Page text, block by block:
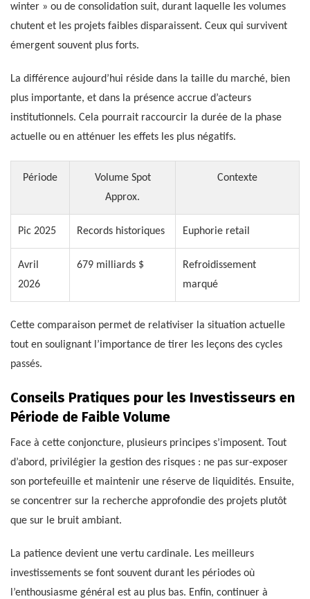
winter » ou de consolidation suit, durant laquelle les volumes
chutent et les projets faibles disparaissent. Ceux qui survivent
émergent souvent plus forts.
La différence aujourd’hui réside dans la taille du marché, bien
plus importante, et dans la présence accrue d’acteurs
institutionnels. Cela pourrait raccourcir la durée de la phase
actuelle ou en atténuer les effets les plus négatifs.
Période
Volume Spot
Approx.
Contexte
Pic 2025 Records historiques Euphorie retail
Avril
2026
679 milliards $
Refroidissement
marqué
Cette comparaison permet de relativiser la situation actuelle
tout en soulignant l’importance de tirer les leçons des cycles
passés.
Conseils Pratiques pour les Investisseurs en
Période de Faible Volume
Face à cette conjoncture, plusieurs principes s’imposent. Tout
d’abord, privilégier la gestion des risques : ne pas sur-exposer
son portefeuille et maintenir une réserve de liquidités. Ensuite,
se concentrer sur la recherche approfondie des projets plutôt
que sur le bruit ambiant.
La patience devient une vertu cardinale. Les meilleurs
investissements se font souvent durant les périodes où
l’enthousiasme général est au plus bas. Enfin, continuer à